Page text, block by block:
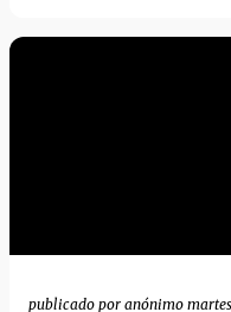
publicado por anónimo